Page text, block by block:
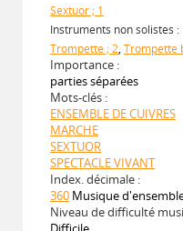
Sextuor ; 1
Instruments non solistes :
Trompette ; 2, Trompette
Importance :
parties séparées
Mots-clés :
ENSEMBLE DE CUIVRES
MARCHE
SEXTUOR
SPECTACLE VIVANT
Index. décimale :
360 Musique
Niveau de difficulté